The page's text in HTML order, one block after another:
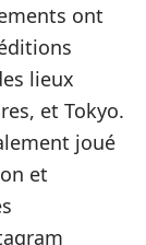
ont
lieux
et Tokyo.
joué
et